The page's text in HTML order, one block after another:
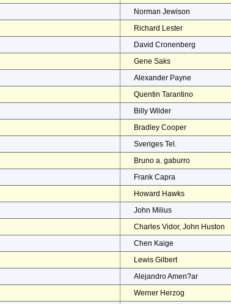
Norman Jewison
Richard Lester
David Cronenberg
Gene Saks
Alexander Payne
Quentin Tarantino
Billy Wilder
Bradley Cooper
Sveriges Tel.
Bruno a. gaburro
Frank Capra
Howard Hawks
John Milius
Charles Vidor, John Huston
Chen Kaige
Lewis Gilbert
Alejandro Amen?ar
Werner Herzog